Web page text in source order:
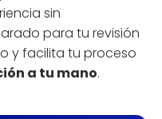
sin
para tu revisión
y facilita tu proceso
a tu mano.